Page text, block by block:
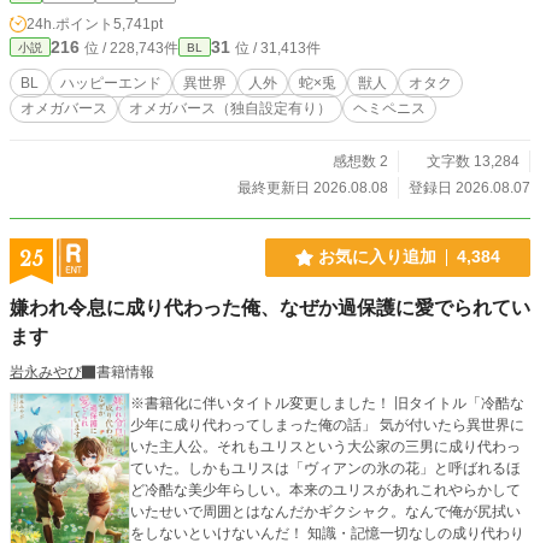
喜んで伯爵へ嫁ぐことに。繁殖のための道具扱いでもなんでもOK！毎日蛇系獣
人と一緒で楽しい！ ハッピー！ しかも、最初は「蛇だから好き」だったのに、
だんだん伯爵本人も素敵な人だとわかって、とにかくハッピー！ 一方伯爵は生
まれてからずっと嫌われ続けてきたため、ミラビが楽しそうにする様子に戸惑う
が、実はミラビのことは昔から気にかけていて…… 【嫌われ者の執着溺愛な蛇
アルファ】×【かわいい蛇マニア兎オメガ】のハイテンションハートフルBLで
ーンには「★」つけています。 ※オメガバースに独自設定を含みます。 ※作中
に蛇の飼育・生態に関する描写が出てきますが、あくまで異世界に生息する蛇と
界独自の対策なので、現代では専用ヒーターで快適な空間を作るようにお願いし
ます。
24h.ポイント 5,741pt
小説 216 位 / 228,743件 BL 31 位 / 31,413件
BL ハッピーエンド 異世界 人外 蛇×兎 獣人
オタク
オメガバース
オメガバース（独自設定有り） ヘミペニス
感想数 2
文字数 13,284
最終更新日 2026.08.08
登録日 2026.08.07
25 お気に入り追加 4,384
嫌われ令息に成り代わった俺、なぜか過保護に愛でられてい
ます
岩永みやび
書籍情報
※書籍化に伴いタイトル変更しました！ 旧タイトル「冷酷な
少年に成り代わってしまった俺の話」 気が付いたら異世界に
いた主人公。それもユリスという大公家の三男に成り代わっ
ていた。しかもユリスは「ヴィアンの氷の花」と呼ばれるほ
ど冷酷な美少年らしい。本来のユリスがあれこれやらかして
いたせいで周囲とはなんだかギクシャク。なんで俺が尻拭い
をしないといけないんだ！ 知識・記憶一切なしの成り代わり